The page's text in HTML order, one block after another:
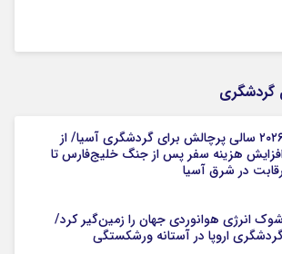
گردشگری
۲۰۲۶ سالی پرچالش برای گردشگری آسیا/ از
هزینه سفر پس از جنگ خلیج‌فارس تا
در شرق آسیا
انرژی هوانوردی جهان را زمین‌گیر کرد/
اروپا در آستانه ورشکستگی